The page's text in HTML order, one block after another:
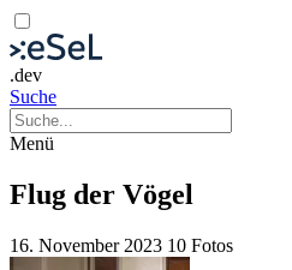
.dev
Suche
Menü
Flug der Vögel
16. November 2023 10 Fotos